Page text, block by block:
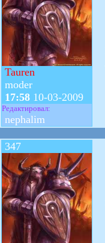
Tauren
moder
17:58 10-03-2009
Редактировал:
nephalim
347